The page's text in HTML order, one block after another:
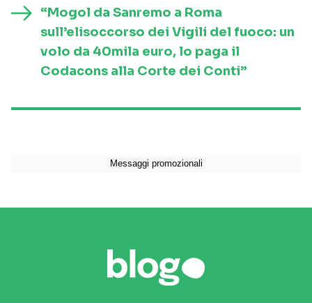
“Mogol da Sanremo a Roma
sull’elisoccorso dei Vigili del fuoco: un
volo da 40mila euro, lo paga il
Codacons alla Corte dei Conti”